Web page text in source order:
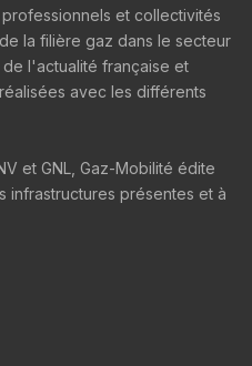
et collectivités
la filière gaz dans le secteur
l'actualité française et
avec les différents
et GNL, Gaz-Mobilité édite
infrastructures présentes et à